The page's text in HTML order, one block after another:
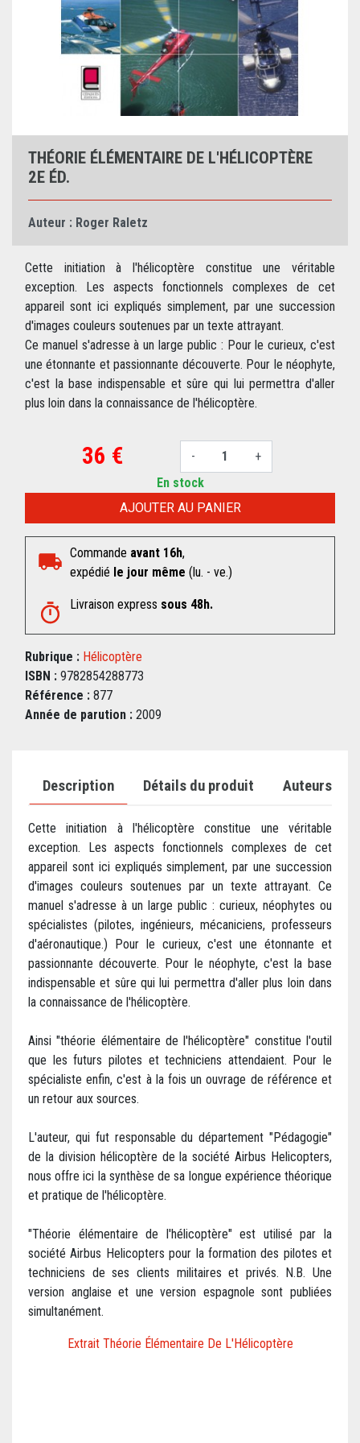
THÉORIE ÉLÉMENTAIRE DE L'HÉLICOPTÈRE
2E ÉD.
Auteur : Roger Raletz
Cette initiation à l'hélicoptère constitue une véritable
exception. Les aspects fonctionnels complexes de cet
appareil sont ici expliqués simplement, par une succession
d'images couleurs soutenues par un texte attrayant.
Ce manuel s'adresse à un large public : Pour le curieux, c'est
une étonnante et passionnante découverte. Pour le néophyte,
c'est la base indispensable et sûre qui lui permettra d'aller
plus loin dans la connaissance de l'hélicoptère.
36 € - +
AJOUTER AU PANIER
En stock
Commande avant 16h,
expédié le jour même (lu. - ve.)
Livraison express sous 48h.
Rubrique : Hélicoptère
ISBN : 9782854288773
Référence : 877
Année de parution : 2009
Description Détails du produit Auteurs
Cette initiation à l'hélicoptère constitue une véritable
exception. Les aspects fonctionnels complexes de cet
appareil sont ici expliqués simplement, par une succession
d'images couleurs soutenues par un texte attrayant. Ce
manuel s'adresse à un large public : curieux, néophytes ou
spécialistes (pilotes, ingénieurs, mécaniciens, professeurs
d'aéronautique.) Pour le curieux, c'est une étonnante et
passionnante découverte. Pour le néophyte, c'est la base
indispensable et sûre qui lui permettra d'aller plus loin dans
la connaissance de l'hélicoptère.
Ainsi "théorie élémentaire de l'hélicoptère" constitue l'outil
que les futurs pilotes et techniciens attendaient. Pour le
spécialiste enfin, c'est à la fois un ouvrage de référence et
un retour aux sources.
L'auteur, qui fut responsable du département "Pédagogie"
de la division hélicoptère de la société Airbus Helicopters,
nous offre ici la synthèse de sa longue expérience théorique
et pratique de l'hélicoptère.
"Théorie élémentaire de l'hélicoptère" est utilisé par la
société Airbus Helicopters pour la formation des pilotes et
techniciens de ses clients militaires et privés. N.B. Une
version anglaise et une version espagnole sont publiées
simultanément.
Extrait Théorie Élémentaire De L'Hélicoptère